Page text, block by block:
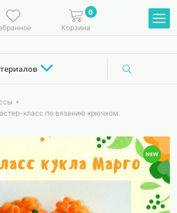
0
Корзина
класс по вязанию крючком